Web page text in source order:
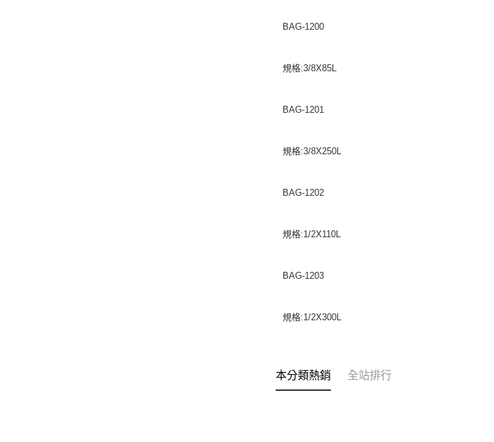
BAG-1200
規格:3/8X85L
BAG-1201
規格:3/8X250L
BAG-1202
規格:1/2X110L
BAG-1203
規格:1/2X300L
本分類熱銷 全站排行